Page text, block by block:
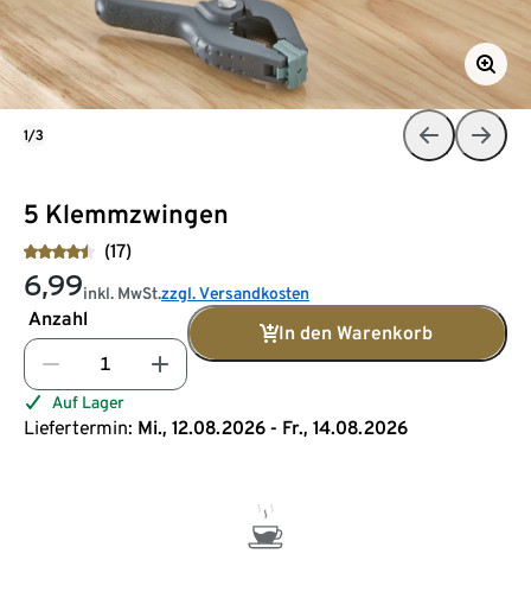
5 Klemmzwingen
(17)
6,99inkl. MwSt.zzgl. Versandkosten
Anzahl
In den Warenkorb
Auf Lager
Liefertermin: Mi., 12.08.2026 - Fr., 14.08.2026
1/3